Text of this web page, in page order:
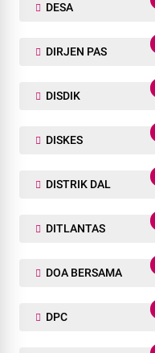
DESA
DIRJEN PAS
DISDIK
DISKES
DISTRIK DAL
DITLANTAS
DOA BERSAMA
DPC